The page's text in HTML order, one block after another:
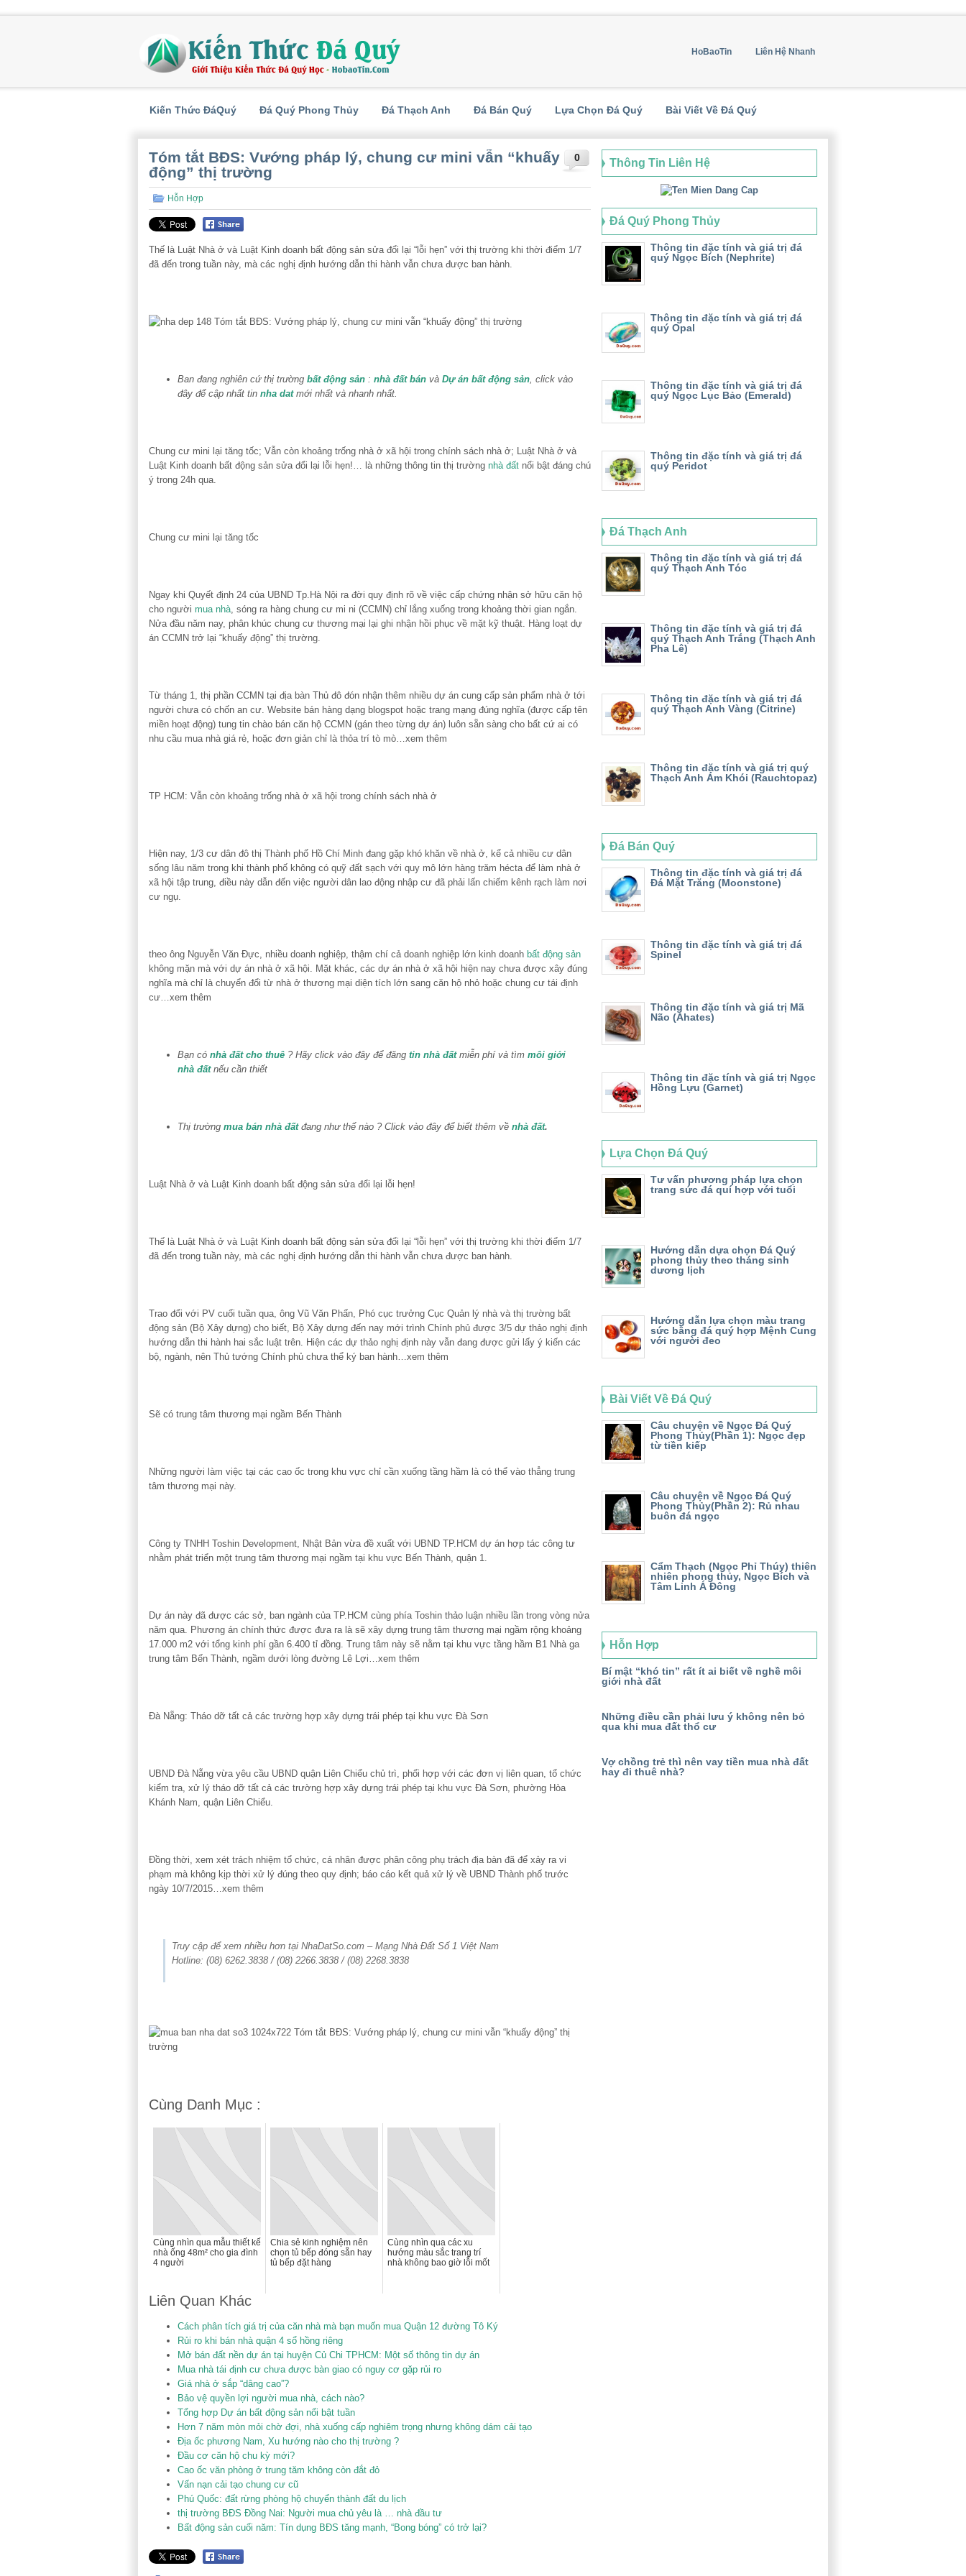
HoBaoTin Liên Hệ Nhanh
Kiến Thức ĐáQuý Đá Quý Phong Thủy Đá Thạch Anh Đá Bán Quý Lựa Chọn Đá Quý Bài Viết Về Đá Quý
0
Tóm tắt BĐS: Vướng pháp lý, chung cư mini vẫn “khuấy
động” thị trường
Hỗn Hợp
Thế là Luật Nhà ở và Luật Kinh doanh bất động sản sửa đổi lại “lỗi hẹn” với thị trường khi thời điểm 1/7
đã đến trong tuần này, mà các nghị định hướng dẫn thi hành vẫn chưa được ban hành.
Ban đang nghiên cứ thị trường bất động sản : nhà đất bán và Dự án bất động sản , click vào
đây để cập nhất tin nha dat mới nhất và nhanh nhất.
Chung cư mini lại tăng tốc; Vẫn còn khoảng trống nhà ở xã hội trong chính sách nhà ở; Luật Nhà ở và
Luật Kinh doanh bất động sản sửa đổi lại lỗi hẹn!… là những thông tin thị trường nhà đất nổi bật đáng chú
ý trong 24h qua.
Chung cư mini lại tăng tốc
Ngay khi Quyết định 24 của UBND Tp.Hà Nội ra đời quy định rõ về việc cấp chứng nhận sở hữu căn hộ
cho người mua nhà , sóng ra hàng chung cư mi ni (CCMN) chỉ lắng xuống trong khoảng thời gian ngắn.
Nửa đầu năm nay, phân khúc chung cư thương mại lại ghi nhận hồi phục về mặt kỹ thuật. Hàng loạt dự
án CCMN trở lại “khuấy động” thị trường.
Từ tháng 1, thị phần CCMN tại địa bàn Thủ đô đón nhận thêm nhiều dự án cung cấp sản phẩm nhà ở tới
người chưa có chốn an cư. Website bán hàng dạng blogspot hoặc trang mạng đúng nghĩa (được cấp tên
miền hoạt động) tung tin chào bán căn hộ CCMN (gán theo từng dự án) luôn sẵn sàng cho bất cứ ai có
nhu cầu mua nhà giá rẻ, hoặc đơn giản chỉ là thỏa trí tò mò…xem thêm
TP HCM: Vẫn còn khoảng trống nhà ở xã hội trong chính sách nhà ở
Hiện nay, 1/3 cư dân đô thị Thành phố Hồ Chí Minh đang gặp khó khăn về nhà ở, kể cả nhiều cư dân
sống lâu năm trong khi thành phố không có quỹ đất sạch với quy mô lớn hàng trăm hécta để làm nhà ở
xã hội tập trung, điều này dẫn đến việc người dân lao động nhập cư đã phải lấn chiếm kênh rạch làm nơi
cư ngụ.
theo ông Nguyễn Văn Đực, nhiều doanh nghiệp, thậm chí cả doanh nghiệp lớn kinh doanh bất động sản
không mặn mà với dự án nhà ở xã hội. Mặt khác, các dự án nhà ở xã hội hiện nay chưa được xây đúng
nghĩa mà chỉ là chuyển đổi từ nhà ở thương mại diện tích lớn sang căn hộ nhỏ hoặc chung cư tái định
cư…xem thêm
Bạn có nhà đất cho thuê ? Hãy click vào đây để đăng tin nhà đấtmiễn phí và tìm môi giới
nhà đấtnếu cần thiết
Thị trường mua bán nhà đấtđang như thế nào ? Click vào đây để biết thêm về nhà đất.
Luật Nhà ở và Luật Kinh doanh bất động sản sửa đổi lại lỗi hẹn!
Thế là Luật Nhà ở và Luật Kinh doanh bất động sản sửa đổi lại “lỗi hẹn” với thị trường khi thời điểm 1/7
đã đến trong tuần này, mà các nghị định hướng dẫn thi hành vẫn chưa được ban hành.
Trao đổi với PV cuối tuần qua, ông Vũ Văn Phấn, Phó cục trưởng Cục Quản lý nhà và thị trường bất
động sản (Bộ Xây dựng) cho biết, Bộ Xây dựng đến nay mới trình Chính phủ được 3/5 dự thảo nghị định
hướng dẫn thi hành hai sắc luật trên. Hiện các dự thảo nghị định này vẫn đang được gửi lấy ý kiến các
bộ, ngành, nên Thủ tướng Chính phủ chưa thể ký ban hành…xem thêm
Sẽ có trung tâm thương mại ngầm Bến Thành
Những người làm việc tại các cao ốc trong khu vực chỉ cần xuống tầng hầm là có thể vào thẳng trung
tâm thương mại này.
Công ty TNHH Toshin Development, Nhật Bản vừa đề xuất với UBND TP.HCM dự án hợp tác công tư
nhằm phát triển một trung tâm thương mại ngầm tại khu vực Bến Thành, quận 1.
Dự án này đã được các sở, ban ngành của TP.HCM cùng phía Toshin thảo luận nhiều lần trong vòng nửa
năm qua. Phương án chính thức được đưa ra là sẽ xây dựng trung tâm thương mại ngầm rộng khoảng
17.000 m2 với tổng kinh phí gần 6.400 tỉ đồng. Trung tâm này sẽ nằm tại khu vực tầng hầm B1 Nhà ga
trung tâm Bến Thành, ngầm dưới lòng đường Lê Lợi…xem thêm
Đà Nẵng: Tháo dỡ tất cả các trường hợp xây dựng trái phép tại khu vực Đà Sơn
UBND Đà Nẵng vừa yêu cầu UBND quận Liên Chiểu chủ trì, phối hợp với các đơn vị liên quan, tổ chức
kiểm tra, xử lý tháo dỡ tất cả các trường hợp xây dựng trái phép tại khu vực Đà Sơn, phường Hòa
Khánh Nam, quận Liên Chiểu.
Đồng thời, xem xét trách nhiệm tổ chức, cá nhân được phân công phụ trách địa bàn đã để xảy ra vi
phạm mà không kịp thời xử lý đúng theo quy định; báo cáo kết quả xử lý về UBND Thành phố trước
ngày 10/7/2015…xem thêm
Truy cập để xem nhiều hơn tại NhaDatSo.com – Mạng Nhà Đất Số 1 Việt Nam
Hotline: (08) 6262.3838 / (08) 2266.3838 / (08) 2268.3838
Cùng Danh Mục :
Cùng nhìn qua mẫu thiết kế
nhà ống 48m² cho gia đình
4 người
Chia sẻ kinh nghiệm nên
chọn tủ bếp đóng sẵn hay
tủ bếp đặt hàng
Cùng nhìn qua các xu
hướng màu sắc trang trí
nhà không bao giờ lỗi mốt
Liên Quan Khác
Cách phân tích giá trị của căn nhà mà bạn muốn mua Quận 12 đường Tô Ký
Rủi ro khi bán nhà quận 4 sổ hồng riêng
Mở bán đất nền dự án tại huyện Củ Chi TPHCM: Một số thông tin dự án
Mua nhà tái định cư chưa được bàn giao có nguy cơ gặp rủi ro
Giá nhà ở sắp “dâng cao”?
Bảo vệ quyền lợi người mua nhà, cách nào?
Tổng hợp Dự án bất động sản nổi bật tuần
Hơn 7 năm mòn mỏi chờ đợi, nhà xuống cấp nghiêm trọng nhưng không dám cải tạo
Địa ốc phương Nam, Xu hướng nào cho thị trường ?
Đầu cơ căn hộ chu kỳ mới?
Cao ốc văn phòng ở trung tăm không còn đắt đỏ
Vấn nạn cải tạo chung cư cũ
Phú Quốc: đất rừng phòng hộ chuyển thành đất du lịch
thị trường BĐS Đồng Nai: Người mua chủ yêu là … nhà đầu tư
Bất động sản cuối năm: Tín dụng BĐS tăng mạnh, “Bong bóng” có trở lại?
Thông Tin Liên Hệ
Đá Quý Phong Thủy
Thông tin đặc tính và giá trị đá
quý Ngọc Bích (Nephrite)
Thông tin đặc tính và giá trị đá
quý Opal
Thông tin đặc tính và giá trị đá
quý Ngọc Lục Bảo (Emerald)
Thông tin đặc tính và giá trị đá
quý Peridot
Đá Thạch Anh
Thông tin đặc tính và giá trị đá
quý Thạch Anh Tóc
Thông tin đặc tính và giá trị đá
quý Thạch Anh Trắng (Thạch Anh
Pha Lê)
Thông tin đặc tính và giá trị đá
quý Thạch Anh Vàng (Citrine)
Thông tin đặc tính và giá trị quý
Thạch Anh Ám Khói (Rauchtopaz)
Đá Bán Quý
Thông tin đặc tính và giá trị đá
Đá Mặt Trăng (Moonstone)
Thông tin đặc tính và giá trị đá
Spinel
Thông tin đặc tính và giá trị Mã
Não (Ahates)
Thông tin đặc tính và giá trị Ngọc
Hồng Lựu (Garnet)
Lựa Chọn Đá Quý
Tư vấn phương pháp lựa chọn
trang sức đá quí hợp với tuổi
Hướng dẫn dựa chọn Đá Quý
phong thủy theo tháng sinh
dương lịch
Hướng dẫn lựa chọn màu trang
sức bằng đá quý hợp Mệnh Cung
với người đeo
Bài Viết Về Đá Quý
Câu chuyện về Ngọc Đá Quý
Phong Thủy(Phần 1): Ngọc đẹp
từ tiền kiếp
Câu chuyện về Ngọc Đá Quý
Phong Thủy(Phần 2): Rủ nhau
buôn đá ngọc
Cẩm Thạch (Ngọc Phỉ Thúy) thiên
nhiên phong thủy, Ngọc Bích và
Tâm Linh Á Đông
Hỗn Hợp
Bí mật “khó tin” rất ít ai biết về nghề môi
giới nhà đất
Những điều cần phải lưu ý không nên bỏ
qua khi mua đất thổ cư
Vợ chồng trẻ thì nên vay tiền mua nhà đất
hay đi thuê nhà?